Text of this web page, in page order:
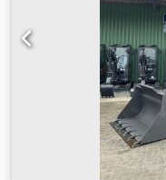
Udobno sedište
za skladištenje sa
priprema, hidraulični
Standardna kanta sa
metar, Viljuška za